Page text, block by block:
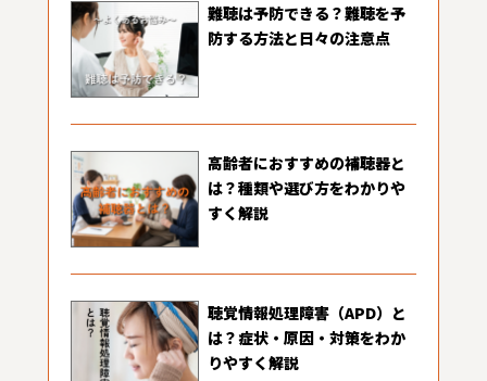
難聴は予防できる？難聴を予
防する方法と日々の注意点
高齢者におすすめの補聴器と
は？種類や選び方をわかりや
すく解説
聴覚情報処理障害（APD）と
は？症状・原因・対策をわか
りやすく解説